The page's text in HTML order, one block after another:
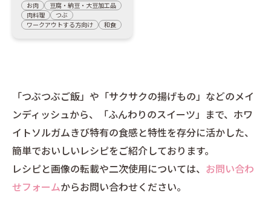
お肉
豆腐・納豆・大豆加工品
肉料理
つぶ
ワークアウトする方向け
和食
「つぶつぶご飯」や「サクサクの揚げもの」などのメイ
ンディッシュから、「ふんわりのスイーツ」まで、ホワ
イトソルガムきび特有の食感と特性を存分に活かした、
簡単でおいしいレシピをご紹介しております。
レシピと画像の転載や二次使用については、 お問い合わ
せフォームからお問い合わせください。